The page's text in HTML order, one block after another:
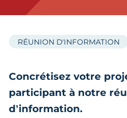
RÉUNION D'INFORMATION
Concrétisez votre
participant à notre
d’information.